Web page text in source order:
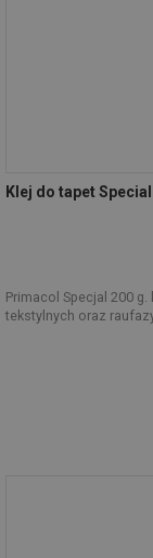
Klej do tapet
Primacol Specjal 200
tekstylnych oraz